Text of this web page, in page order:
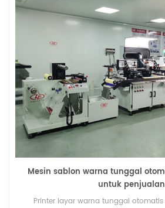
Mesin sablon warna tunggal
untuk penjualan
Printer layar warna tunggal